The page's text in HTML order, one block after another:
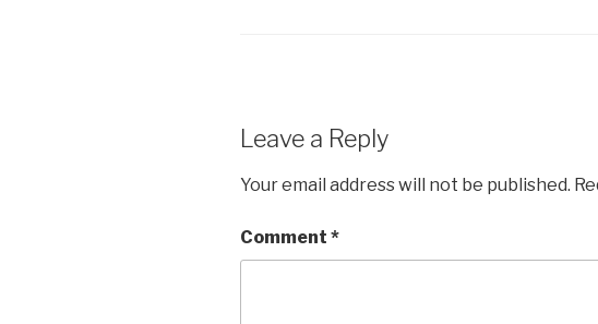
Leave a Reply
Your email address will not be published.
Comment *